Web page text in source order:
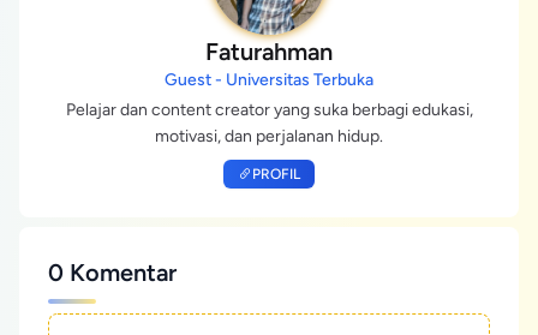
Faturahman
Guest - Universitas Terbuka
Pelajar dan content creator yang suka berbagi edukasi,
motivasi, dan perjalanan hidup.
PROFIL
0 Komentar